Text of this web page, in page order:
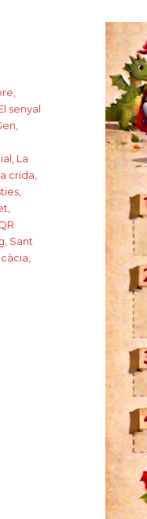
senyal
La
crida
Sant